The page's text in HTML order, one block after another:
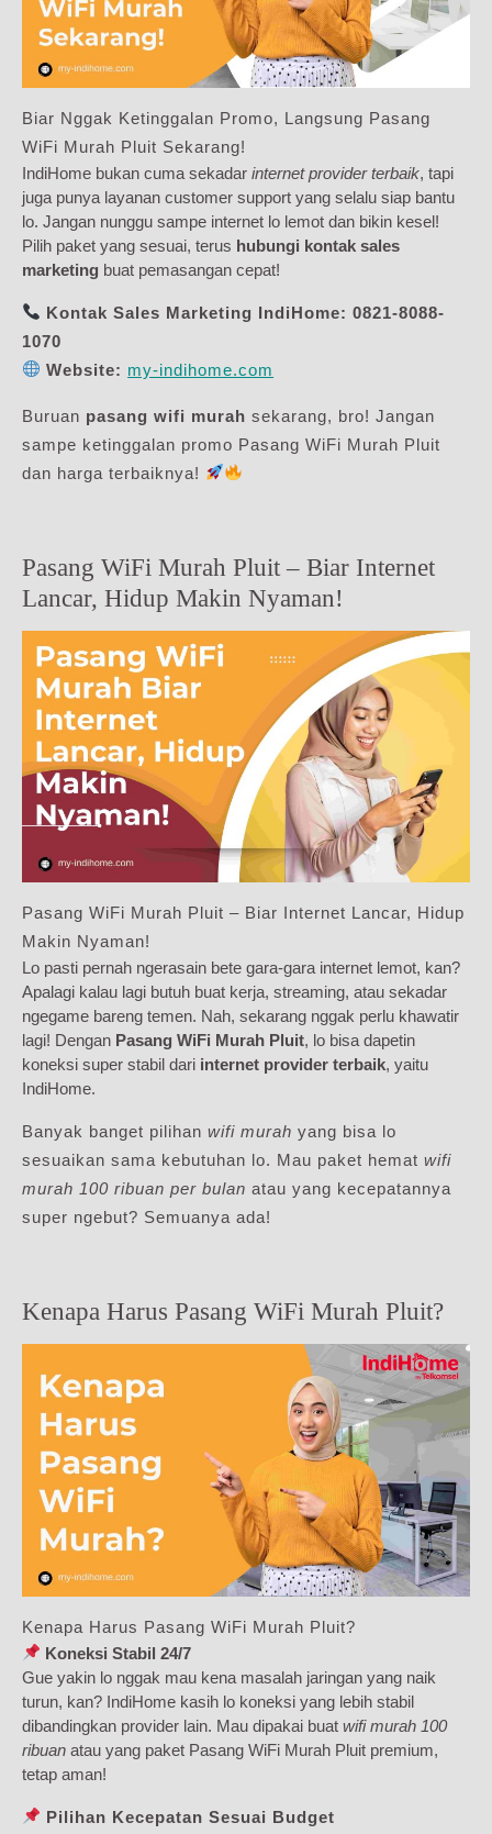
Biar Nggak Ketinggalan Promo, Langsung Pasang
WiFi Murah Pluit Sekarang!
IndiHome bukan cuma sekadar internet provider terbaik, tapi
juga punya layanan customer support yang selalu siap bantu
lo. Jangan nunggu sampe internet lo lemot dan bikin kesel!
Pilih paket yang sesuai, terus hubungi kontak sales
marketing buat pemasangan cepat!
Kontak Sales Marketing IndiHome: 0821-8088-
1070
Website: my-indihome.com
Buruan pasang wifi murah sekarang, bro! Jangan
sampe ketinggalan promo Pasang WiFi Murah Pluit
dan harga terbaiknya!
Pasang WiFi Murah Pluit – Biar Internet
Lancar, Hidup Makin Nyaman!
Pasang WiFi Murah Pluit – Biar Internet Lancar, Hidup
Makin Nyaman!
Lo pasti pernah ngerasain bete gara-gara internet lemot, kan?
Apalagi kalau lagi butuh buat kerja, streaming, atau sekadar
ngegame bareng temen. Nah, sekarang nggak perlu khawatir
lagi! Dengan Pasang WiFi Murah Pluit, lo bisa dapetin
koneksi super stabil dari internet provider terbaik, yaitu
IndiHome.
Banyak banget pilihan wifi murah yang bisa lo
sesuaikan sama kebutuhan lo. Mau paket hemat wifi
murah 100 ribuan per bulan atau yang kecepatannya
super ngebut? Semuanya ada!
Kenapa Harus Pasang WiFi Murah Pluit?
Kenapa Harus Pasang WiFi Murah Pluit?
Koneksi Stabil 24/7
Gue yakin lo nggak mau kena masalah jaringan yang naik
turun, kan? IndiHome kasih lo koneksi yang lebih stabil
dibandingkan provider lain. Mau dipakai buat wifi murah 100
ribuan atau yang paket Pasang WiFi Murah Pluit premium,
tetap aman!
Pilihan Kecepatan Sesuai Budget